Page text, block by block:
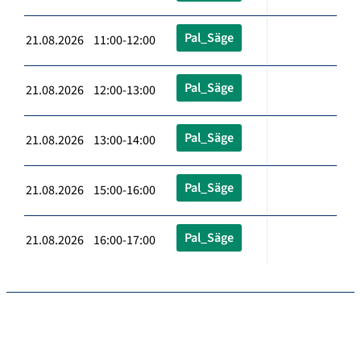
21.08.2026 11:00-12:00 Pal_Säge
21.08.2026 12:00-13:00 Pal_Säge
21.08.2026 13:00-14:00 Pal_Säge
21.08.2026 15:00-16:00 Pal_Säge
21.08.2026 16:00-17:00 Pal_Säge